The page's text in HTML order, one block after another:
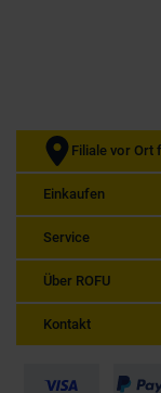
Filiale vor Ort
Einkaufen
Service
Über ROFU
Kontakt